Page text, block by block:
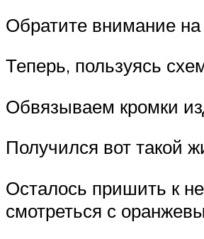
Обратите внимание
Теперь, пользуясь
Обвязываем кромки
Получился вот такой
Осталось пришить к
смотреться с